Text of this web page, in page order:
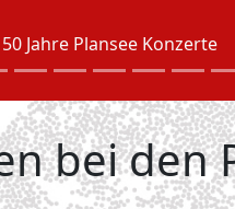
50 Jahre Plansee Konzerte
bei den